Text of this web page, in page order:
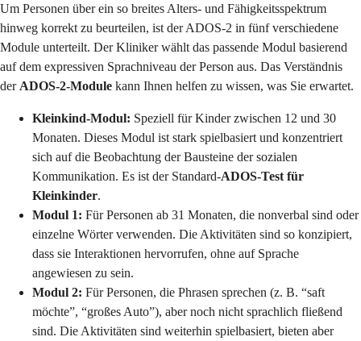
Um Personen über ein so breites Alters- und Fähigkeitsspektrum
hinweg korrekt zu beurteilen, ist der ADOS-2 in fünf verschiedene
Module unterteilt. Der Kliniker wählt das passende Modul basierend
auf dem expressiven Sprachniveau der Person aus. Das Verständnis
der ADOS-2-Module kann Ihnen helfen zu wissen, was Sie erwartet.
Kleinkind-Modul: Speziell für Kinder zwischen 12 und 30
Monaten. Dieses Modul ist stark spielbasiert und konzentriert
sich auf die Beobachtung der Bausteine der sozialen
Kommunikation. Es ist der Standard-ADOS-Test für
Kleinkinder.
Modul 1: Für Personen ab 31 Monaten, die nonverbal sind oder
einzelne Wörter verwenden. Die Aktivitäten sind so konzipiert,
dass sie Interaktionen hervorrufen, ohne auf Sprache
angewiesen zu sein.
Modul 2: Für Personen, die Phrasen sprechen (z. B. “saft
möchte”, “großes Auto”), aber noch nicht sprachlich fließend
sind. Die Aktivitäten sind weiterhin spielbasiert, bieten aber